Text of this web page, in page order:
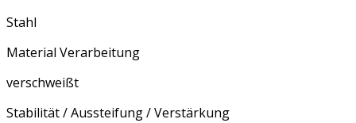
Stahl
Material Verarbeitung
verschweißt
Stabilität / Aussteifung / Verstärkung